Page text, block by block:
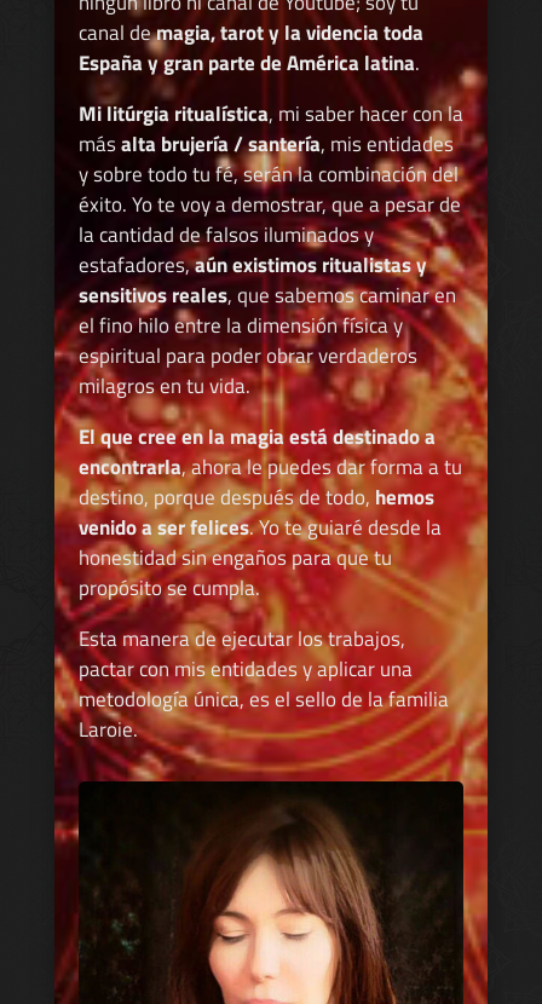
canal demagia, tarot y la videncia toda
España y gran parte de América latina.
Mi litúrgia ritualística, mi saber hacer con la
másalta brujería / santería, mis entidades
y sobre todo tu fé, serán la combinación del
éxito. Yo te voy a demostrar, que a pesar de
la cantidad de falsos iluminados y
estafadores,aún existimos ritualistas y
sensitivos reales, que sabemos caminar en
el fino hilo entre la dimensión física y
espiritual para poder obrar verdaderos
milagros en tu vida.
El que cree en la magia está destinado a
encontrarla, ahora le puedes dar forma a tu
destino, porque después de todo, hemos
venido a ser felices. Yo te guiaré desde la
honestidad sin engaños para que tu
propósito se cumpla.
Esta manera de ejecutar los trabajos,
pactar con mis entidades y aplicar una
metodología única, es el sello de la familia
Laroie.